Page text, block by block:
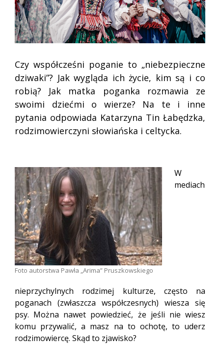
Czy współcześni poganie to „niebezpieczne
dziwaki”? Jak wygląda ich życie, kim są i co
robią? Jak matka poganka rozmawia ze
swoimi dziećmi o wierze? Na te i inne
pytania odpowiada Katarzyna Tin Łabędzka,
rodzimowierczyni słowiańska i celtycka.
Foto autorstwa Pawła „Arima” Pruszkowskiego
W
mediach
nieprzychylnych rodzimej kulturze, często na
poganach (zwłaszcza współczesnych) wiesza się
psy. Można nawet powiedzieć, że jeśli nie wiesz
komu przywalić, a masz na to ochotę, to uderz
rodzimowiercę. Skąd to zjawisko?